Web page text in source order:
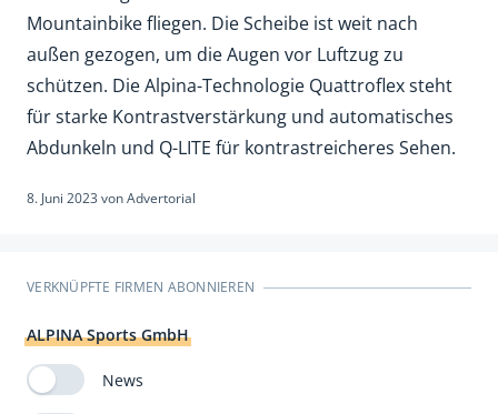
Mountainbike fliegen. Die Scheibe ist weit nach
außen gezogen, um die Augen vor Luftzug zu
schützen. Die Alpina-Technologie Quattroflex steht
für starke Kontrastverstärkung und automatisches
Abdunkeln und Q-LITE für kontrastreicheres Sehen.
8. Juni 2023 vonAdvertorial
VERKNÜPFTE FIRMEN ABONNIEREN
ALPINA Sports GmbH
News